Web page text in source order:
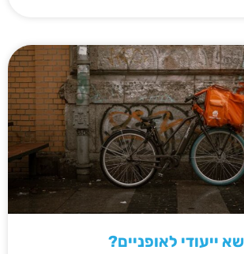
ייעודי לאופניים?